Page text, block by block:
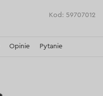
Kod: 59707012
Opinie Pytanie